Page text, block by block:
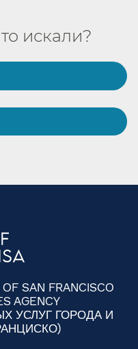
искали?​​
SAN FRANCISCO
AGENCY
УСЛУГ ГОРОДА И